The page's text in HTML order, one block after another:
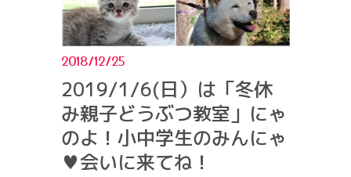
2018/12/25
2019/1/6(日）は「冬休
み親子どうぶつ教室」にゃ
のよ！小中学生のみんにゃ
♥会いに来てね！